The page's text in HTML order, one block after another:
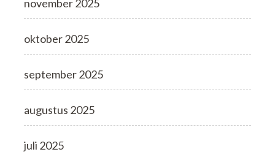
november 2025
oktober 2025
september 2025
augustus 2025
juli 2025